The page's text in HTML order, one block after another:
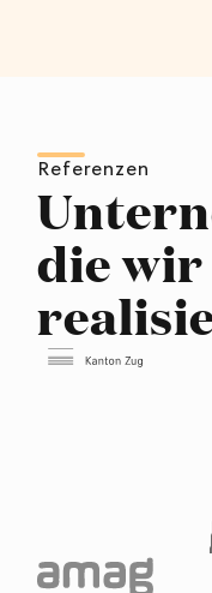
Referenzen
die